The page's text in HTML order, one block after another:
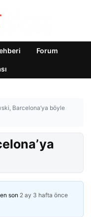
Forum
Barcelona’ya böyle
son 2 ay 3 hafta önce